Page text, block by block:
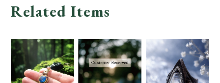
Related Items